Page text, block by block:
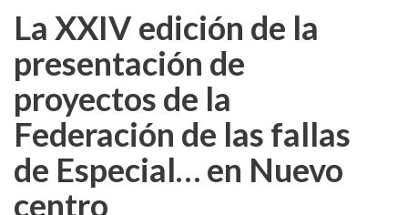
La XXIV edición de la
presentación de
proyectos de la
Federación de las fallas
de Especial… en Nuevo
centro